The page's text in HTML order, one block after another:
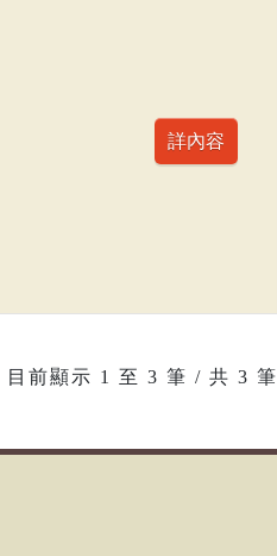
目前顯示 1 至 3 筆 / 共 3 筆